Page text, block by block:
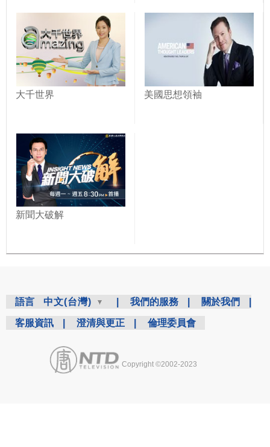
大千世界 美國思想領袖
新聞大破解
語言 中文(台灣) 我們的服務 關於我們
客服資訊 澄清與更正 倫理委員會
Copyright ©2002-2023